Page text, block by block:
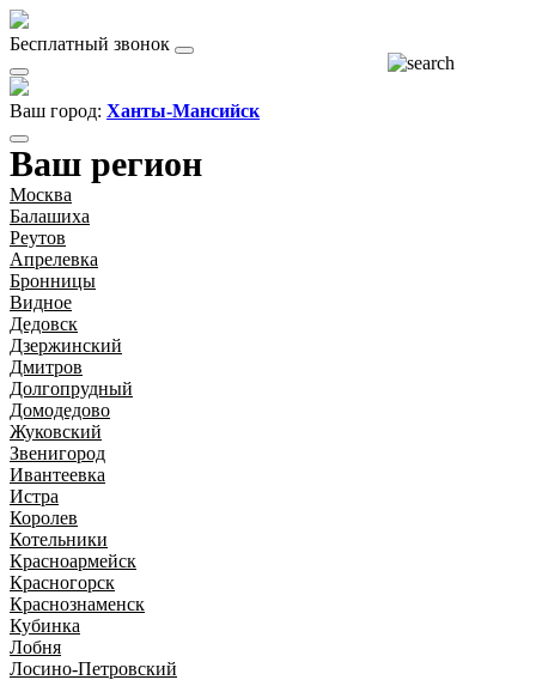
Бесплатный звонок
Ваш город: Ханты-Мансийск
Ваш регион
Москва
Балашиха
Реутов
Апрелевка
Бронницы
Видное
Дедовск
Дзержинский
Дмитров
Долгопрудный
Домодедово
Жуковский
Звенигород
Ивантеевка
Истра
Королев
Котельники
Красноармейск
Красногорск
Краснознаменск
Кубинка
Лобня
Лосино-Петровский